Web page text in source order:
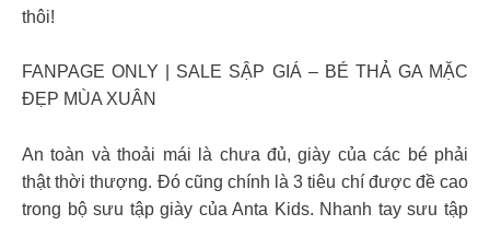
thôi!
FANPAGE ONLY | SALE SẬP GIÁ – BÉ THẢ GA MẶC
ĐẸP MÙA XUÂN
An toàn và thoải mái là chưa đủ, giày của các bé phải
thật thời thượng. Đó cũng chính là 3 tiêu chí được đề cao
trong bộ sưu tập giày của Anta Kids. Nhanh tay sưu tập